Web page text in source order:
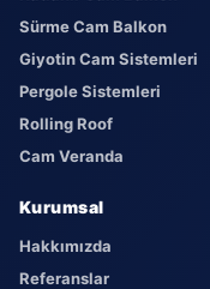
Sürme Cam Balkon
Giyotin Cam Sistemleri
Pergole Sistemleri
Rolling Roof
Cam Veranda
Kurumsal
Hakkımızda
Referanslar